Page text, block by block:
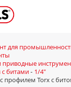
для
с битами - 1/4"
профилем Torx с